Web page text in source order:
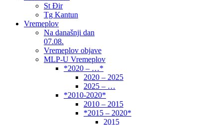
St Đir
Tg Kantun
Vremeplov
Na današnji dan
07.08.
Vremeplov objave
MLP-U Vremeplov
*2020 – …*
2020 – 2025
2025 – …
*2010-2020*
2010 – 2015
*2015 – 2020*
2015